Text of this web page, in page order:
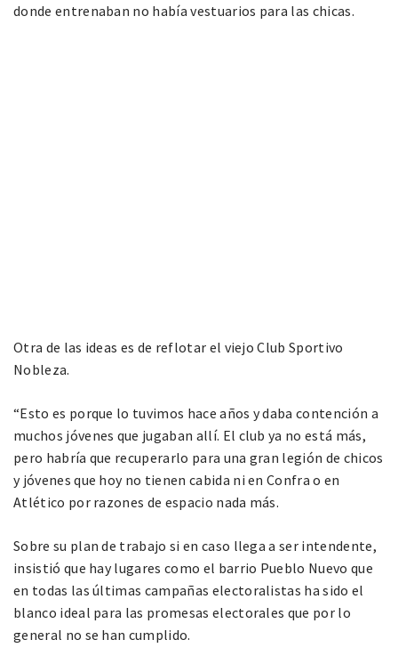
donde entrenaban no había vestuarios para las chicas.
Otra de las ideas es de reflotar el viejo Club Sportivo
Nobleza.
“Esto es porque lo tuvimos hace años y daba contención a
muchos jóvenes que jugaban allí. El club ya no está más,
pero habría que recuperarlo para una gran legión de chicos
y jóvenes que hoy no tienen cabida ni en Confra o en
Atlético por razones de espacio nada más.
Sobre su plan de trabajo si en caso llega a ser intendente,
insistió que hay lugares como el barrio Pueblo Nuevo que
en todas las últimas campañas electoralistas ha sido el
blanco ideal para las promesas electorales que por lo
general no se han cumplido.